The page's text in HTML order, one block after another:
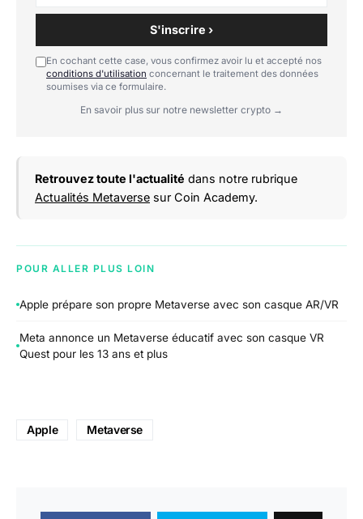
S'inscrire ›
En cochant cette case, vous confirmez avoir lu et accepté nos
conditions d'utilisation concernant le traitement des données
soumises via ce formulaire.
En savoir plus sur notre newsletter crypto →
Retrouvez toute l'actualité dans notre rubrique
Actualités Metaverse sur Coin Academy.
POUR ALLER PLUS LOIN
Apple prépare son propre Metaverse avec son casque AR/VR
Meta annonce un Metaverse éducatif avec son casque VR
Quest pour les 13 ans et plus
Apple Metaverse